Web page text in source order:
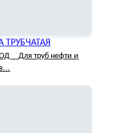
ТРУБЧАТАЯ
и